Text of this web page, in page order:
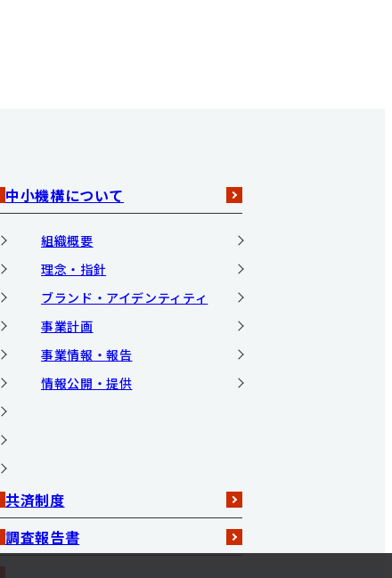
中小機構について
組織概要
理念・指針
ブランド・アイデンティティ
事業計画
事業情報・報告
情報公開・提供
共済制度
調査報告書